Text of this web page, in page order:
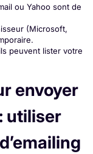
ou Yahoo sont de
(Microsoft,
peuvent lister votre
envoyer
utiliser